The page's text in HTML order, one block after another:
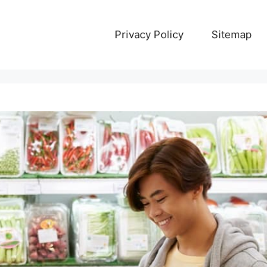
Privacy Policy Sitemap